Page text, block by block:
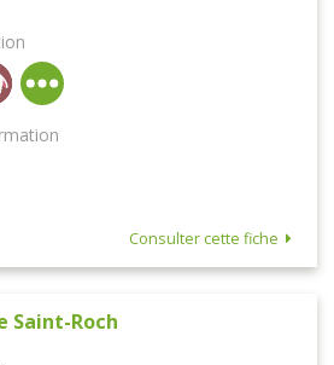
Consulter cette fiche
Saint-Roch